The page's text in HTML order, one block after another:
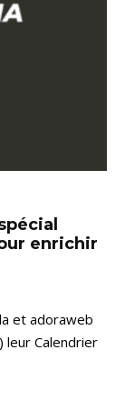
enrichir
et adoraweb
leur Calendrier